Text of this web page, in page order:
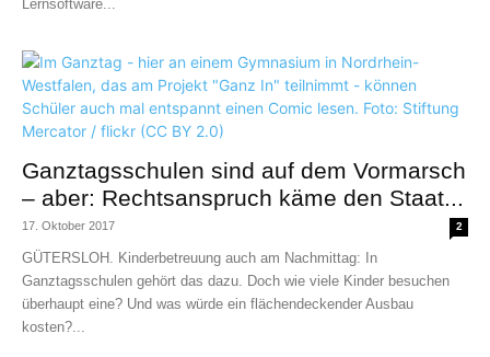
Lernsoftware...
Ganztagsschulen sind auf dem Vormarsch
– aber: Rechtsanspruch käme den Staat...
17. Oktober 2017 2
GÜTERSLOH. Kinderbetreuung auch am Nachmittag: In
Ganztagsschulen gehört das dazu. Doch wie viele Kinder besuchen
überhaupt eine? Und was würde ein flächendeckender Ausbau
kosten?...